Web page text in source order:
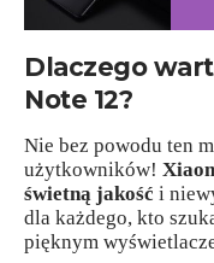
Dlaczego
Note 12?
Nie bez powodu ten
użytkowników!
świetną jakość i
dla każdego, kto
pięknym